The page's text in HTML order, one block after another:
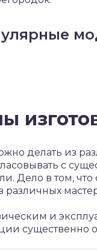
делать из
с
Дело в том,
и
существенно